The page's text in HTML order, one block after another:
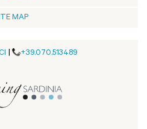
MAP
| +39.070.513489